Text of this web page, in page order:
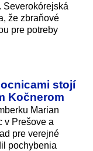
Severokórejská
že zbraňové
pre potreby
stojí
Kočnerom
Marian
v Prešove a
pre verejné
pochybenia